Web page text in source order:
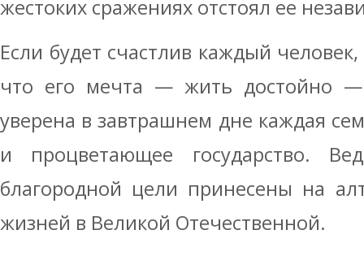
жестоких сражениях отстоял ее
Если будет счастлив каждый
что его мечта — жить достойно —
уверена в завтрашнем дне каждая
и процветающее государство.
благородной цели принесены на
жизней в Великой Отечественной.